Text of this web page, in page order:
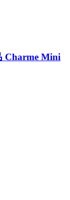
Charme Mini